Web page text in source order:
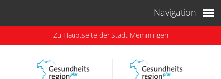
Navigation
Zu Hauptseite der Stadt Memmingen